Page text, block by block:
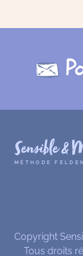
Sensible &
MÉTHODE
Copyright
Tous droits